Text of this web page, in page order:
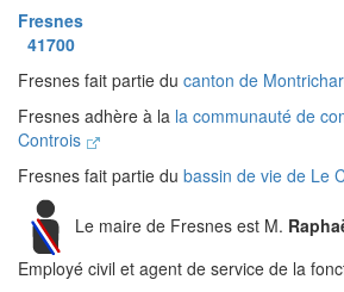
Fresnes
41700
Fresnes fait partie du canton de
Fresnes adhère à la la communauté de
Controis
Fresnes fait partie du bassin de vie de Le
Le maire de Fresnes est M.
Employé civil et agent de service de la